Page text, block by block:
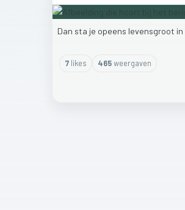
Dan sta je opeens levensgroot in
7likes 465weergaven